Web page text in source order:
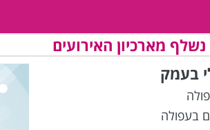
מארכיון האירועים
בעמק
בעפולה